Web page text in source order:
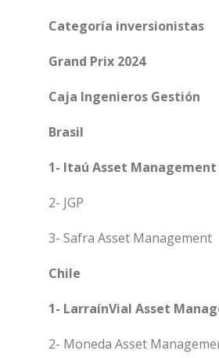
Categoría inversionistas
Grand Prix 2024
Caja Ingenieros Gestión
Brasil
1- Itaú Asset Management
2- JGP
3- Safra Asset Management
Chile
1- LarraínVial Asset
2- Moneda Asset